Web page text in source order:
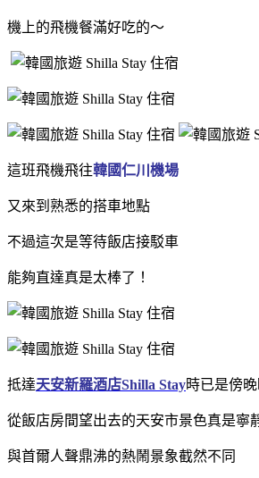
機上的飛機餐滿好吃的～
這班飛機飛往韓國仁川機場
又來到熟悉的搭車地點
不過這次是等待飯店接駁車
能夠直達真是太棒了！
抵達天安新羅酒店Shilla Stay時已是傍
從飯店房間望出去的天安市景色真是寧
與首爾人聲鼎沸的熱鬧景象截然不同